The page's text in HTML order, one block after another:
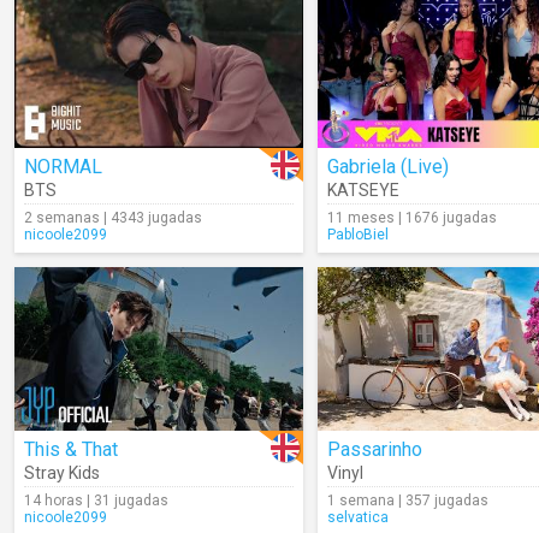
NORMAL
BTS
2 semanas | 4343 jugadas
nicoole2099
Gabriela (Live)
KATSEYE
11 meses | 1676 jugadas
PabloBiel
This & That
Stray Kids
14 horas | 31 jugadas
nicoole2099
Passarinho
Vinyl
1 semana | 357 jugadas
selvatica